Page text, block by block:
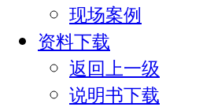
现场案例
资料下载
返回上一级
说明书下载